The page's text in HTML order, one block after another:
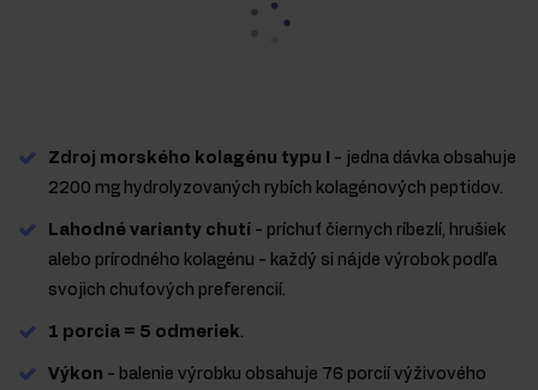
Zdroj morského kolagénu typu I
- jedna dávka obsahuje
2200 mg hydrolyzovaných rybích kolagénových peptidov.
Lahodné varianty chutí - príchuť čiernych ríbezlí, hrušiek
alebo prírodného kolagénu - každý si nájde výrobok podľa
svojich chuťových preferencií.
1 porcia = 5 odmeriek.
Výkon - balenie výrobku obsahuje 76 porcií výživového